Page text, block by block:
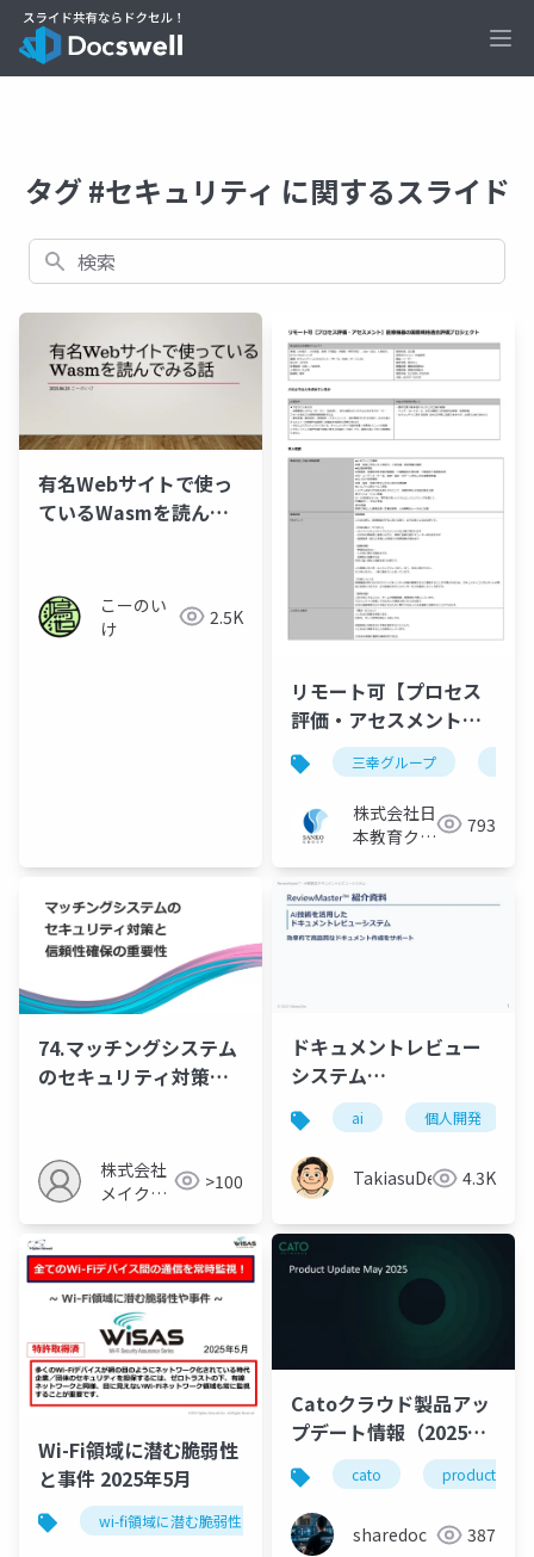
タグ #セキュリティ に関するスライド
検索
有名Webサイトで使っ
ているWasmを読んで
こーのい
け
2.5K
リモート可【プロセス
評価・アセスメント】
医療機器の国際規格適
合評価プロジェクト／
三幸グループ【株式会
社日本教育クリエイ
ト】
三幸グループ
株式会社日
本教育クリ
ソリューシ
ョン事業部
793
74.マッチングシステム
のセキュリティ対策と
株式会社
メイクア
>100
ドキュメントレビュー
システム
ReviewMasterの紹介
資料
ai 個人開発
TakiasuDev 4.3K
Wi-Fi領域に潜む脆弱性
と事件 2025年5月
wi-fi領域に潜む脆弱性と事件 セキュリティ
Catoクラウド製品アッ
プデート情報（2025年
5月版）cato
sharedoc 387